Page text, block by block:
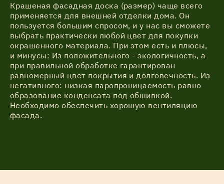
Крашеная фасадная доска (размер) чаще всего
применяется для внешней отделки дома. Он
пользуется большим спросом, и у нас вы сможете
выбрать практически любой цвет для покупки
окрашенного материала. При этом есть и плюсы,
и минусы: Из положительного - экологичность, а
при правильной обработке гарантирован
равномерный цвет покрытия и долговечность. Из
негативного: низкая паропроницаемость равно
образование конденсата под обшивкой.
Необходимо обеспечить хорошую вентиляцию
фасада.